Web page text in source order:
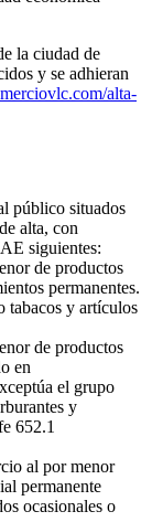
la ciudad de
y se adhieran
alta-
público situados
alta, con
siguientes:
de productos
permanentes.
tabacos y artículos
de productos
en
el grupo
y
652.1
al por menor
permanente
ocasionales o